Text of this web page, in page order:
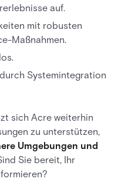
auf.
mit robusten
Maßnahmen.
Systemintegration
sich Acre weiterhin
zu unterstützen,
Umgebungen und
Sie bereit, Ihr